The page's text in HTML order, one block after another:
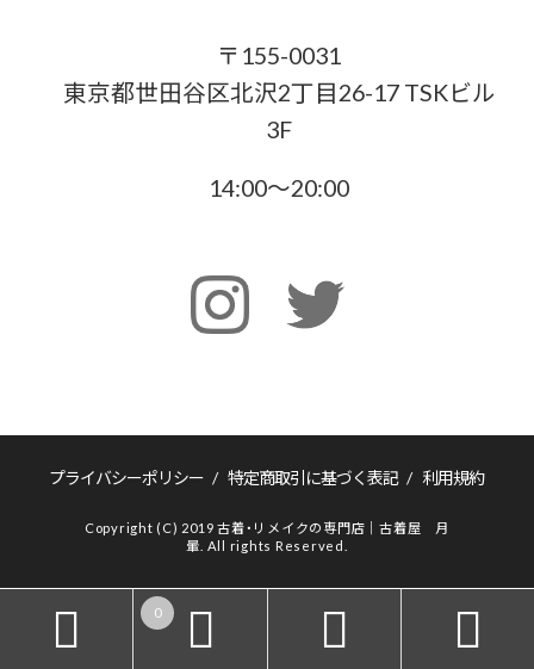
〒155-0031
東京都世田谷区北沢2丁目26-17 TSKビル
3F
14:00〜20:00
プライバシーポリシー / 特定商取引に基づく表記 / 利用規約
Copyright (C) 2019 古着・リメイクの専門店｜古着屋 月
暈. All rights Reserved.
 0   